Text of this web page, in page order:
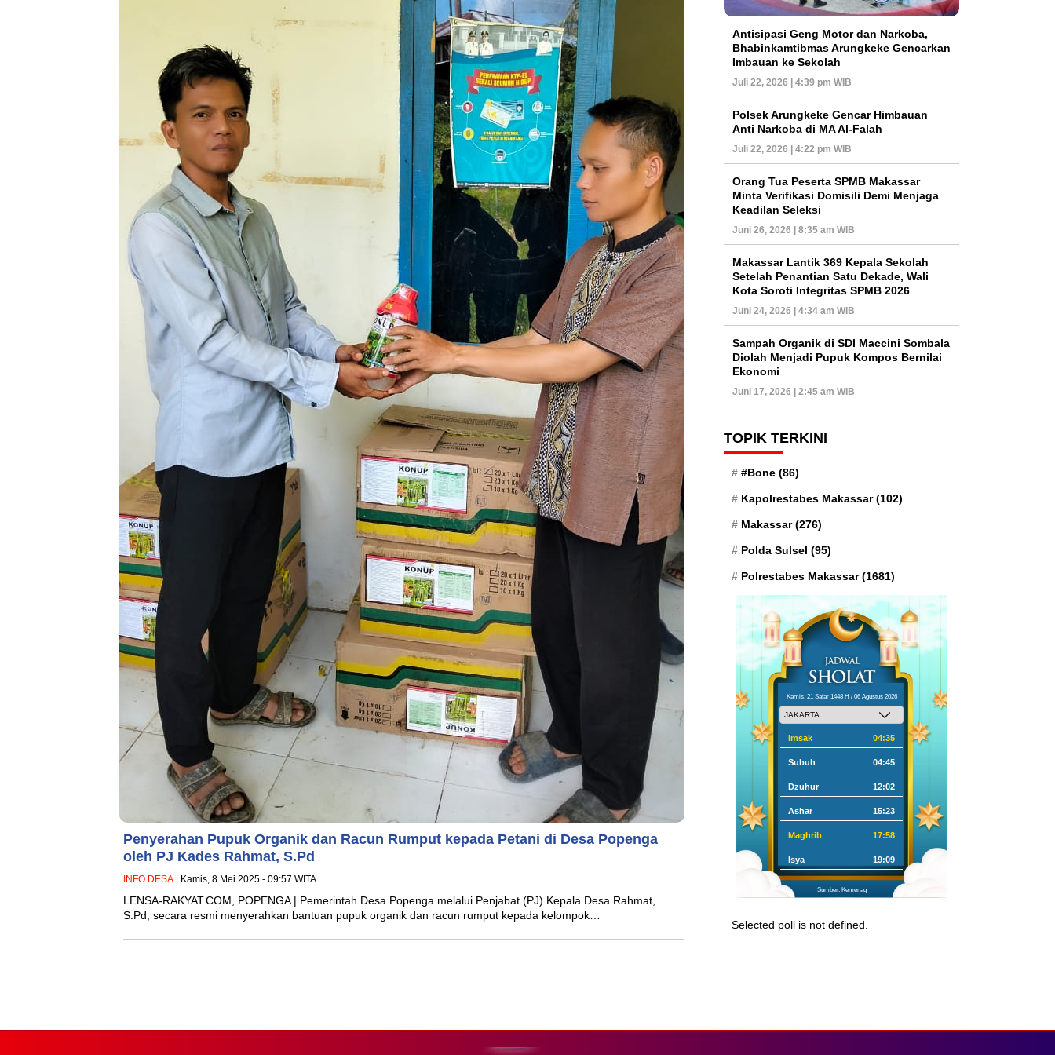
Penyerahan Pupuk Organik dan Racun Rumput kepada Petani di Desa Popenga
oleh PJ Kades Rahmat, S.Pd
INFO DESA | Kamis, 8 Mei 2025 - 09:57 WITA
LENSA-RAKYAT.COM, POPENGA | Pemerintah Desa Popenga melalui Penjabat (PJ) Kepala Desa Rahmat,
S.Pd, secara resmi menyerahkan bantuan pupuk organik dan racun rumput kepada kelompok…
Antisipasi Geng Motor dan Narkoba,
Bhabinkamtibmas Arungkeke Gencarkan
Imbauan ke Sekolah
Juli 22, 2026 | 4:39 pm WIB
Polsek Arungkeke Gencar Himbauan
Anti Narkoba di MA Al-Falah
Juli 22, 2026 | 4:22 pm WIB
Orang Tua Peserta SPMB Makassar
Minta Verifikasi Domisili Demi Menjaga
Keadilan Seleksi
Juni 26, 2026 | 8:35 am WIB
Makassar Lantik 369 Kepala Sekolah
Setelah Penantian Satu Dekade, Wali
Kota Soroti Integritas SPMB 2026
Juni 24, 2026 | 4:34 am WIB
Sampah Organik di SDI Maccini Sombala
Diolah Menjadi Pupuk Kompos Bernilai
Ekonomi
Juni 17, 2026 | 2:45 am WIB
TOPIK TERKINI
#Bone (86)
Kapolrestabes Makassar(102)
Makassar(276)
Polda Sulsel (95)
Polrestabes Makassar(1681)
Kamis, 21 Safar 1448 H / 06 Agustus 2026
Imsak 04:35
Subuh 04:45
Dzuhur 12:02
Ashar 15:23
Maghrib 17:58
Isya 19:09
Sumber: Kemenag
Selected poll is not defined.